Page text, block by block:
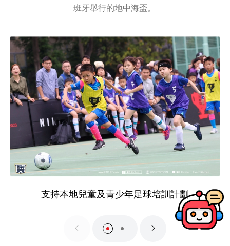
班牙舉行的地中海盃。
支持本地兒童及青少年足球培訓計劃